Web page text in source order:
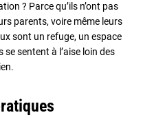
? Parce qu’ils n’ont pas
parents, voire même leurs
sont un refuge, un espace
se sentent à l’aise loin des